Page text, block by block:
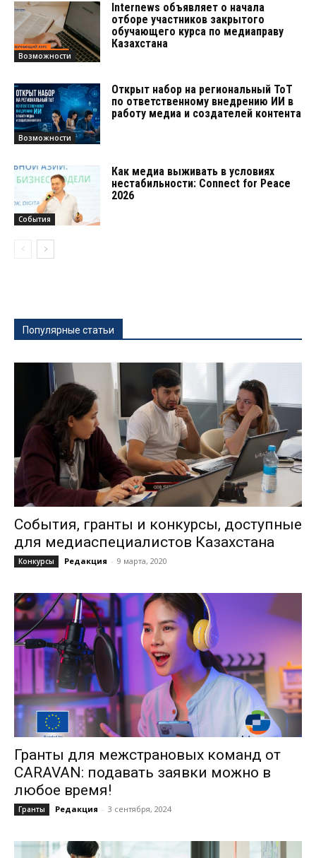
Возможности
Internews объявляет о начала
отборе участников закрытого
обучающего курса по медиаправу
Казахстана
Возможности
Открыт набор на региональный ТоТ
по ответственному внедрению ИИ в
работу медиа и создателей контента
События
Как медиа выживать в условиях
нестабильности: Connect for Peace
2026
Популярные статьи
События, гранты и конкурсы, доступные
для медиаспециалистов Казахстана
Конкурсы Редакция - 9 марта, 2020
Гранты для межстрановых команд от
CARAVAN: подавать заявки можно в
любое время!
Гранты Редакция - 3 сентября, 2024